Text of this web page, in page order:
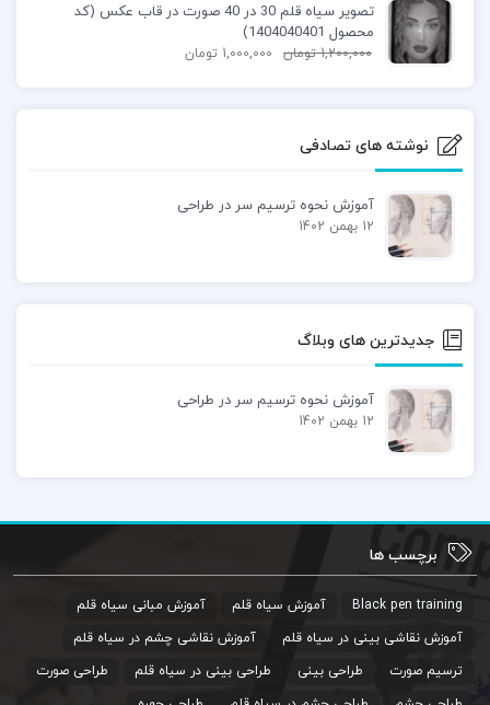
تصویر سیاه قلم 30 در 40 صورت در قاب عکس (کد
محصول 1404040401)
1,200,000 تومان 1,000,000 تومان
نوشته های تصادفی
آموزش نحوه ترسیم سر در طراحی
12 بهمن 1402
جدیدترین های وبلاگ
آموزش نحوه ترسیم سر در طراحی
12 بهمن 1402
برچسب ها
Black pen training آموزش سیاه قلم
آموزش مبانی سیاه قلم
آموزش نقاشی بینی در سیاه قلم
آموزش نقاشی چشم در سیاه قلم
ترسیم صورت
طراحی بینی طراحی بینی در سیاه قلم
طراحی صورت